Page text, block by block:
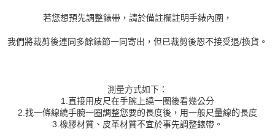
若您想預先調整錶帶，請於備註欄註明手錶內圍，
我們將裁剪後連同多餘錶節一同寄出，但已裁剪後恕不接受退/換貨。
測量方式如下：
1.直接用皮尺在手腕上繞一圈後看幾公分
2.找一條線繞手腕一圈調整您要的長度後，用一般尺量線的長度
3.橡膠材質、皮革材質不宜於事先調整錶帶。